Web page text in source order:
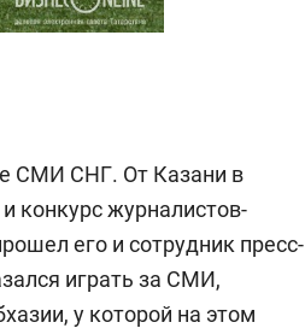
СМИ СНГ. От Казани в
конкурс журналистов-
его и сотрудник пресс-
играть за СМИ,
у которой на этом